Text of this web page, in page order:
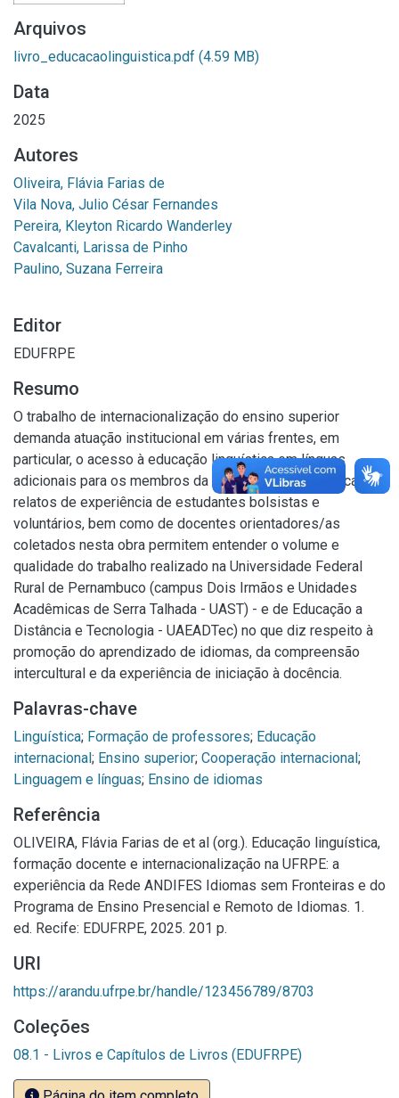
Arquivos
livro_educacaolinguistica.pdf (4.59 MB)
Data
2025
Autores
Oliveira, Flávia Farias de
Vila Nova, Julio César Fernandes
Pereira, Kleyton Ricardo Wanderley
Cavalcanti, Larissa de Pinho
Paulino, Suzana Ferreira
Editor
EDUFRPE
Resumo
O trabalho de internacionalização do ensino superior
demanda atuação institucional em várias frentes, em
particular, o acesso à educação linguística em línguas
adicionais para os membros da comunidade acadêmica. Os
relatos de experiência de estudantes bolsistas e
voluntários, bem como de docentes orientadores/as
coletados nesta obra permitem entender o volume e
qualidade do trabalho realizado na Universidade Federal
Rural de Pernambuco (campus Dois Irmãos e Unidades
Acadêmicas de Serra Talhada - UAST) - e de Educação a
Distância e Tecnologia - UAEADTec) no que diz respeito à
promoção do aprendizado de idiomas, da compreensão
intercultural e da experiência de iniciação à docência.
Palavras-chave
Linguística; Formação de professores; Educação
internacional ; Ensino superior; Cooperação internacional ;
Linguagem e línguas; Ensino de idiomas
Referência
OLIVEIRA, Flávia Farias de et al (org.). Educação linguística,
formação docente e internacionalização na UFRPE: a
experiência da Rede ANDIFES Idiomas sem Fronteiras e do
Programa de Ensino Presencial e Remoto de Idiomas. 1.
ed. Recife: EDUFRPE, 2025. 201 p.
URI
https://arandu.ufrpe.br/handle/123456789/8703
Coleções
08.1 - Livros e Capítulos de Livros (EDUFRPE)